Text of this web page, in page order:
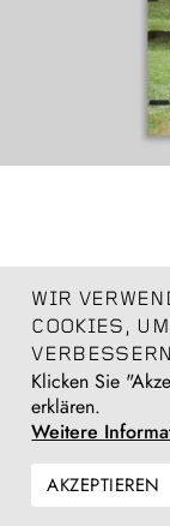
WIR
COOKIES,
VERBESSERN
Klicken Sie
erklären.
Weitere
AKZEPTIEREN